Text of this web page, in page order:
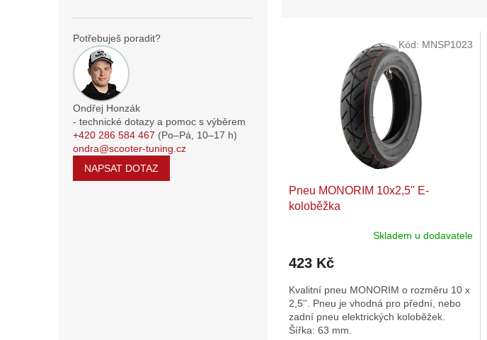
Potřebuješ poradit?
Ondřej Honzák
- technické dotazy a pomoc s výběrem
+420 286 584 467 (Po–Pá, 10–17 h)
ondra@scooter-tuning.cz
NAPSAT DOTAZ
Pneu MONORIM 10x2,5'' E-
koloběžka
Skladem u dodavatele
423 Kč
Kvalitní pneu MONORIM o rozměru 10 x
2,5''. Pneu je vhodná pro přední, nebo
zadní pneu elektrických koloběžek.
Šířka: 63 mm.
Kód: MNSP1023